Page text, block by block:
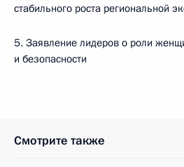
стабильного роста региональной
5. Заявление лидеров о роли
и безопасности
Смотрите также